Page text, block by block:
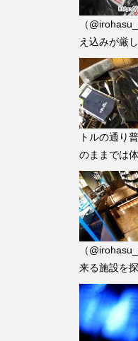
（
え込みが厳
トルの通り
のままでは
（
来る施設を